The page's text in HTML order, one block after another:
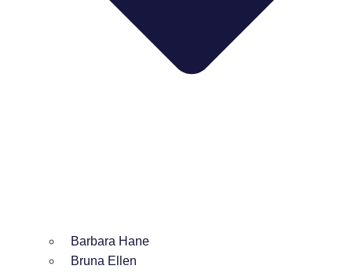
Barbara Hane
Bruna Ellen